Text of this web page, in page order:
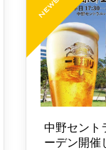
中野セント
ーデン開催